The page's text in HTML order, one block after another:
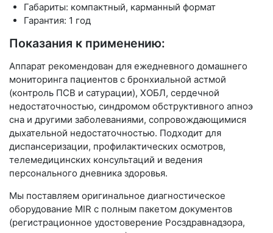
Габариты: компактный, карманный формат
Гарантия: 1 год
Показания к применению:
Аппарат рекомендован для ежедневного домашнего
мониторинга пациентов с бронхиальной астмой
(контроль ПСВ и сатурации), ХОБЛ, сердечной
недостаточностью, синдромом обструктивного апноэ
сна и другими заболеваниями, сопровождающимися
дыхательной недостаточностью. Подходит для
диспансеризации, профилактических осмотров,
телемедицинских консультаций и ведения
персонального дневника здоровья.
Мы поставляем оригинальное диагностическое
оборудование MIR с полным пакетом документов
(регистрационное удостоверение Росздравнадзора,